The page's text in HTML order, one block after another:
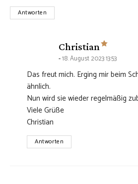
Antworten
Christian says:
18. August 2023 13:53
Das freut mich. Erging mir beim
ähnlich.
Nun wird sie wieder regelmäßig
Viele Grüße
Christian
Antworten